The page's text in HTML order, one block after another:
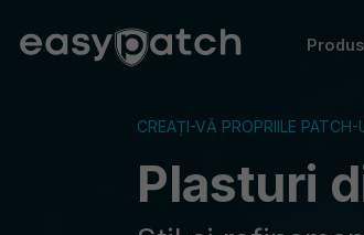
CREAȚI-VĂ PROPRIILE PATCH-
Plasturi